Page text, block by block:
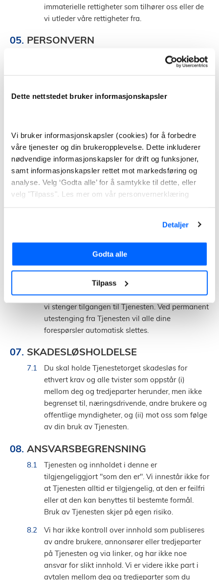
Dette nettstedet bruker informasjonskapsler
Vi bruker informasjonskapsler (cookies) for å forbedre
våre tjenester og din brukeropplevelse. Dette inkluderer
nødvendige informasjonskapsler for drift og funksjoner,
samt informasjonskapsler rettet mot markedsføring og
analyse. Velg ‘Godta alle’ for å samtykke til dette, eller
velg "Tilpass". Les mer om vår personvernerklæring
Detaljer
Godta alle
Tilpass
immaterielle rettigheter som tilhører oss eller de
vi utleder våre rettigheter fra.
PERSONVERN
Vi vil behandler dine personopplysninger og
data i tråd med gjeldende lovgivning og som
tilgjengelig på:
SLETTING
Vi kan midlertidig stenge din tilgang til
Tjenesten dersom det er nødvendig av hensyn til
vedlikehold, drift eller andre tekniske forhold.
Dersom vi mistenker misbruk av Tjenesten,
nekte deg å bruke Tjenesten. Ved gjentatte eller
alvorlige tilfeller av misbruk av Tjenesten eller
dersom du ikke retter opp avtalebrudd etter at vi
har gitt deg en rimelig frist, kan vi kan vi beslutte
Dersom det er praktisk mulig vil vi varsle deg før
vi stenger tilgangen til Tjenesten. Ved permanent
utestenging fra Tjenesten vil alle dine
forespørsler automatisk slettes.
SKADESLØSHOLDELSE
Du skal holde Tjenestetorget skadesløs for
ethvert krav og alle tvister som oppstår (i)
mellom deg og tredjeparter herunder, men ikke
begrenset til, næringsdrivende, andre brukere og
offentlige myndigheter, og (ii) mot oss som følge
av din bruk av Tjenesten.
ANSVARSBEGRENSNING
Tjenesten og innholdet i denne er
tilgjengeliggjort "som den er". Vi innestår ikke for
at Tjenesten alltid er tilgjengelig, at den er feilfri
eller at den kan benyttes til bestemte formål.
Bruk av Tjenesten skjer på egen risiko.
Vi har ikke kontroll over innhold som publiseres
av andre brukere, annonsører eller tredjeparter
på Tjenesten og via linker, og har ikke noe
ansvar for slikt innhold. Vi er videre ikke part i
avtalen mellom deg og tredjeparter som du